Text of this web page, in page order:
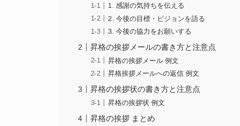
1. 感謝の気持ちを伝える
2. 今後の目標・ビジョンを語る
3. 今後の協力をお願いする
昇格の挨拶メールの書き方と注意点
昇格の挨拶メール 例文
昇格挨拶メールへの返信 例文
昇格の挨拶状の書き方と注意点
昇格の挨拶状 例文
昇格の挨拶 まとめ